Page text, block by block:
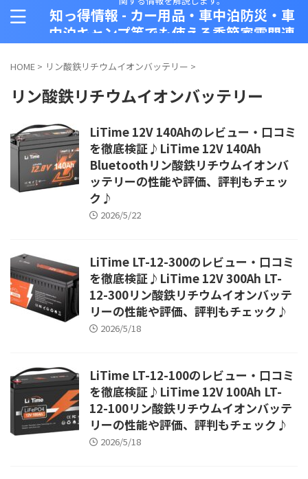
知っ得情報 - カー用品・車中泊防災・車
中泊キャンプ等でも使える季節家電関連
HOME > リン酸鉄リチウムイオンバッテリー >
リン酸鉄リチウムイオンバッテリー
LiTime 12V 140Ahのレビュー・口コミ
を徹底検証♪LiTime 12V 140Ah
Bluetoothリン酸鉄リチウムイオンバ
ッテリーの性能や評価、評判もチェッ
ク♪
2026/5/22
LiTime LT-12-300のレビュー・口コミ
を徹底検証♪LiTime 12V 300Ah LT-
12-300リン酸鉄リチウムイオンバッテ
リーの性能や評価、評判もチェック♪
2026/5/18
LiTime LT-12-100のレビュー・口コミ
を徹底検証♪LiTime 12V 100Ah LT-
12-100リン酸鉄リチウムイオンバッテ
リーの性能や評価、評判もチェック♪
2026/5/18